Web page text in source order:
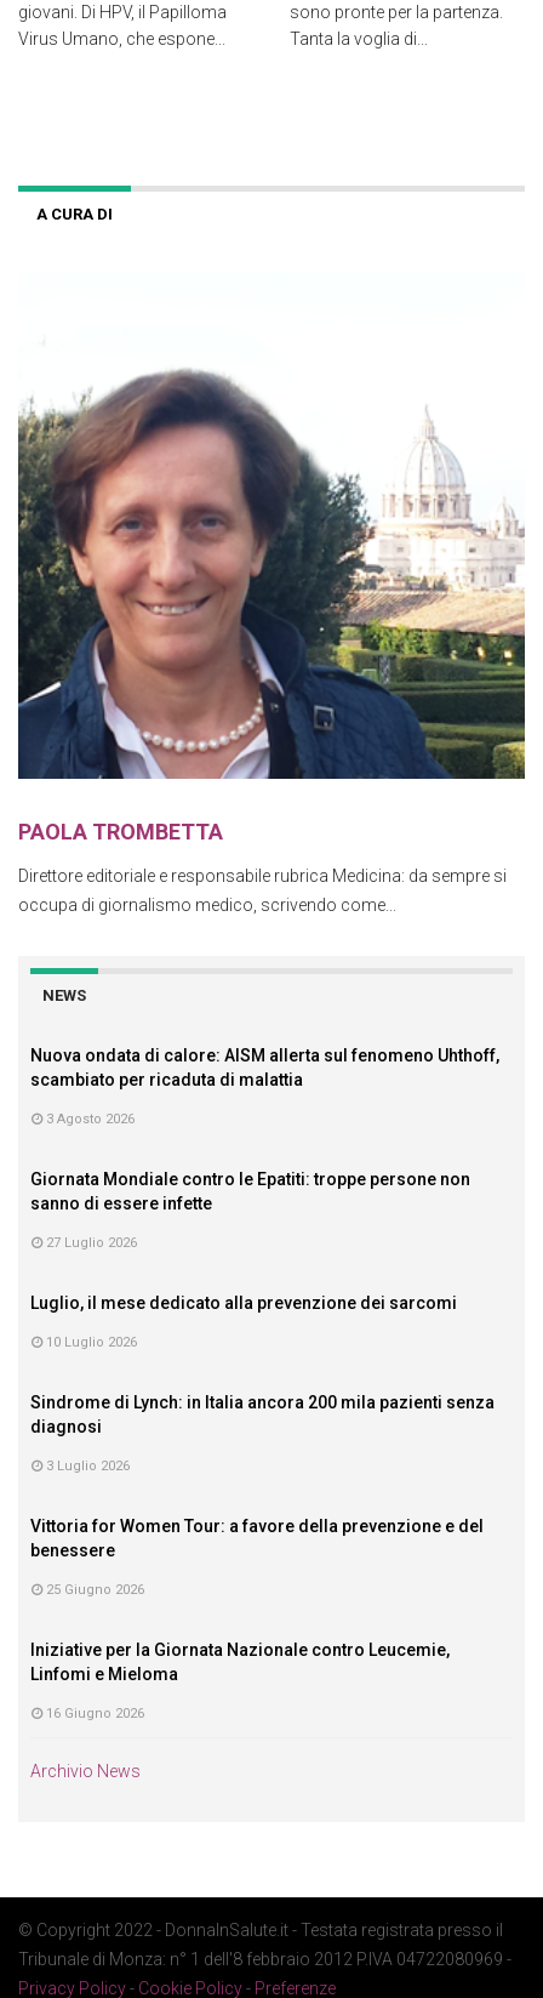
giovani. Di HPV, il Papilloma
Virus Umano, che espone...
sono pronte per la partenza.
Tanta la voglia di...
A CURA DI
PAOLA TROMBETTA
Direttore editoriale e responsabile rubrica Medicina: da sempre si
occupa di giornalismo medico, scrivendo come...
NEWS
Nuova ondata di calore: AISM allerta sul fenomeno Uhthoff,
scambiato per ricaduta di malattia
3 Agosto 2026
Giornata Mondiale contro le Epatiti: troppe persone non
sanno di essere infette
27 Luglio 2026
Luglio, il mese dedicato alla prevenzione dei sarcomi
10 Luglio 2026
Sindrome di Lynch: in Italia ancora 200 mila pazienti senza
diagnosi
3 Luglio 2026
Vittoria for Women Tour: a favore della prevenzione e del
benessere
25 Giugno 2026
Iniziative per la Giornata Nazionale contro Leucemie,
Linfomi e Mieloma
16 Giugno 2026
Archivio News
© Copyright 2022 - DonnaInSalute.it - Testata registrata presso il
Tribunale di Monza: n° 1 dell'8 febbraio 2012 P.IVA 04722080969 -
Privacy Policy- Cookie Policy- Preferenze